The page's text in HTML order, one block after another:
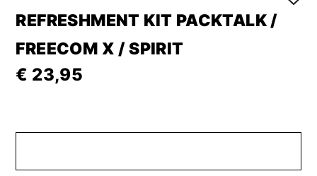
REFRESHMENT KIT PACKTALK /
FREECOM X / SPIRIT
€ 23,95